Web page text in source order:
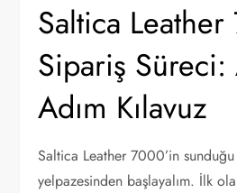
Saltica
Sipariş Süreci:
Adım Kılavuz
Saltica Leather 7000’in
yelpazesinden başlayalım. İlk